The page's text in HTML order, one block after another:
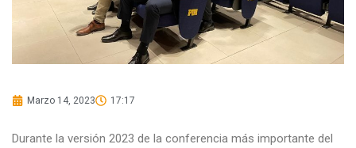
Marzo 14, 2023 17:17
Durante la versión 2023 de la conferencia más importante del